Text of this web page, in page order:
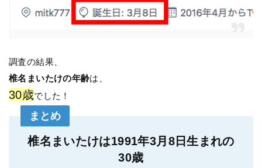
調査の結果、
椎名まいたけの年齢は、
30歳でした！
まとめ
椎名まいたけは1991年3月8日生まれの
30歳